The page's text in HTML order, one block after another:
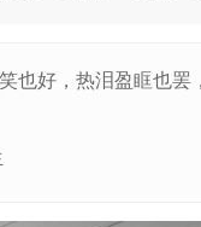
也好，热泪盈眶也罢